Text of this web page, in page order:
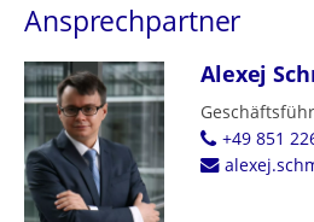
Ansprechpartner
Alexej
+49 851